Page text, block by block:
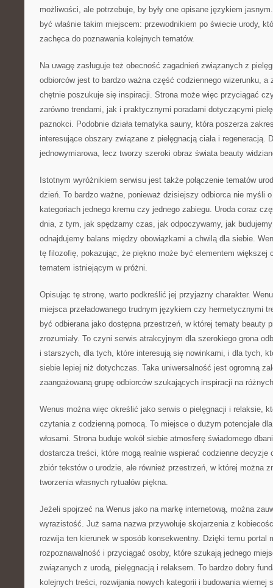
możliwości, ale potrzebuje, by były one opisane językiem
być właśnie takim miejscem: przewodnikiem po świecie urody,
zachęca do poznawania kolejnych tematów.
Na uwagę zasługuje też obecność zagadnień związanych z
odbiorców jest to bardzo ważna część codziennego wizerunku, a
chętnie poszukuje się inspiracji. Strona może więc przyciągać
zarówno trendami, jak i praktycznymi poradami dotyczącymi
paznokci. Podobnie działa tematyka sauny, która poszerza
interesujące obszary związane z pielęgnacją ciała i regeneracją.
jednowymiarowa, lecz tworzy szeroki obraz świata beauty
Istotnym wyróżnikiem serwisu jest także połączenie tematów
dzień. To bardzo ważne, ponieważ dzisiejszy odbiorca nie myśli o
kategoriach jednego kremu czy jednego zabiegu. Uroda coraz
dnia, z tym, jak spędzamy czas, jak odpoczywamy, jak
odnajdujemy balans między obowiązkami a chwilą dla siebie.
tę filozofię, pokazując, że piękno może być elementem większej
tematem istniejącym w próżni.
Opisując tę stronę, warto podkreślić jej przyjazny charakter.
miejsca przeładowanego trudnym językiem czy hermetycznymi
być odbierana jako dostępna przestrzeń, w której tematy beauty
zrozumiały. To czyni serwis atrakcyjnym dla szerokiego grona
i starszych, dla tych, które interesują się nowinkami, i dla tych,
siebie lepiej niż dotychczas. Taka uniwersalność jest ogromną
zaangażowaną grupę odbiorców szukających inspiracji na
Wenus można więc określić jako serwis o pielęgnacji i relaksie,
czytania z codzienną pomocą. To miejsce o dużym potencjale
włosami. Strona buduje wokół siebie atmosferę świadomego
dostarcza treści, które mogą realnie wspierać codzienne decyzje
zbiór tekstów o urodzie, ale również przestrzeń, w której można
tworzenia własnych rytuałów piękna.
Jeżeli spojrzeć na Wenus jako na markę internetową, można
wyrazistość. Już sama nazwa przywołuje skojarzenia z
rozwija ten kierunek w sposób konsekwentny. Dzięki temu portal
rozpoznawalność i przyciągać osoby, które szukają jednego
związanych z urodą, pielęgnacją i relaksem. To bardzo dobry
kolejnych treści, rozwijania nowych kategorii i budowania wiernej